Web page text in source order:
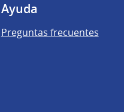
Ayuda
Preguntas frecuentes